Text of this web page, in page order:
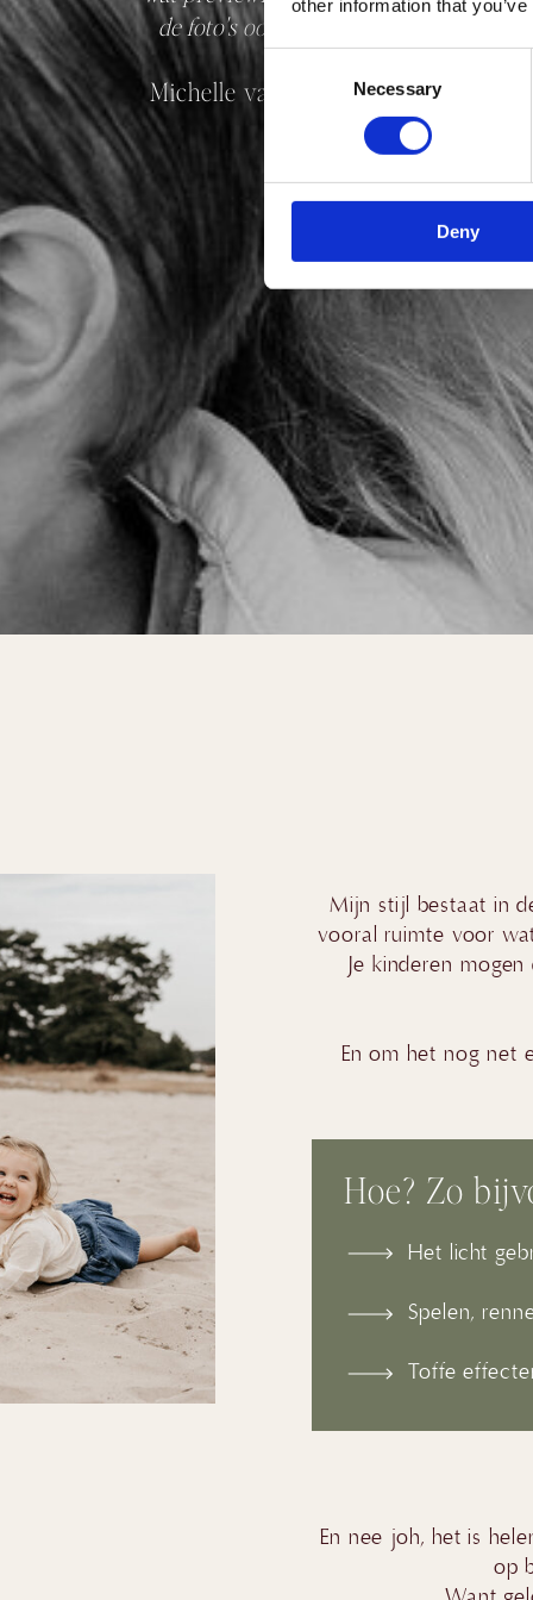
other information that
Selection
Necessary
Deny
de foto's ook snel ontvangen, echt top!’
Michelle van Hanswijk - van Leeuwen
Mijn stijl bestaat in
vooral ruimte voor
Je kinderen
En om het nog net
Hoe? Zo
Het licht
Spelen,
Toffe
En nee joh, het is
op